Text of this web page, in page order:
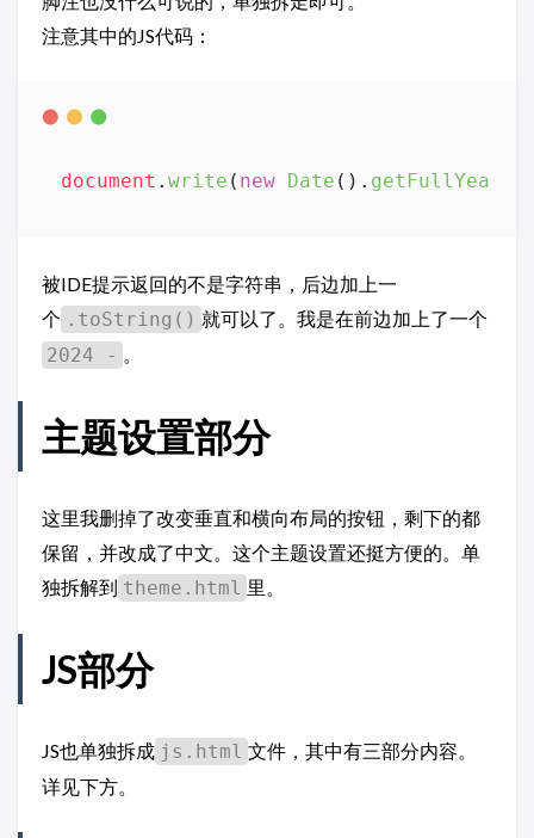
注意其中的JS代码：
document . write ( new Date (). getFullYear
被IDE提示返回的不是字符串，后边加上一
个 .toString() 就可以了。我是在前边加上了一个
2024 - 。
主题设置部分
这里我删掉了改变垂直和横向布局的按钮，剩下的都
保留，并改成了中文。这个主题设置还挺方便的。单
独拆解到 theme.html 里。
JS部分
JS也单独拆成 js.html 文件，其中有三部分内容。
详见下方。